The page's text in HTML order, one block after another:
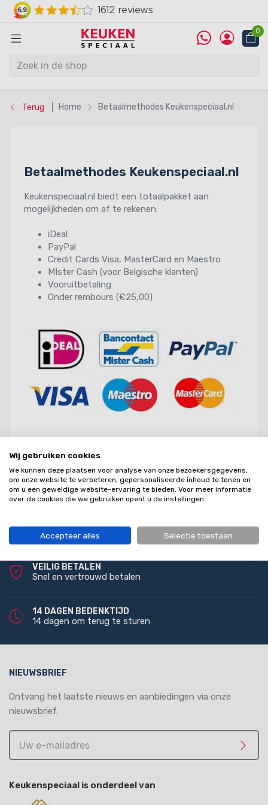
0
Terug Home Betaalmethodes Keukenspeciaal.nl
Betaalmethodes Keukenspeciaal.nl
Keukenspeciaal.nl biedt een totaalpakket aan
mogelijkheden om af te rekenen:
iDeal
PayPal
Credit Cards Visa, MasterCard en Maestro
MIster Cash (voor Belgische klanten)
Vooruitbetaling
Onder rembours (€25,00)
GRATIS VERZENDING
Bij bestelling vanaf 100 euro (NL)
Bellen, mailen of whatsappen
VEILIG BETALEN
Snel en vertrouwd betalen
14 DAGEN BEDENKTIJD
14 dagen om terug te sturen
NIEUWSBRIEF
Ontvang het laatste nieuws en aanbiedingen via onze
nieuwsbrief.
Meld
Keukenspeciaal is onderdeel van
Wij gebruiken cookies
We kunnen deze plaatsen voor analyse van onze bezoekersgegevens,
om onze website te verbeteren, gepersonaliseerde inhoud te tonen en
om u een geweldige website-ervaring te bieden. Voor meer informatie
over de cookies die we gebruiken opent u de instellingen.
Accepteer alles Selectie toestaan